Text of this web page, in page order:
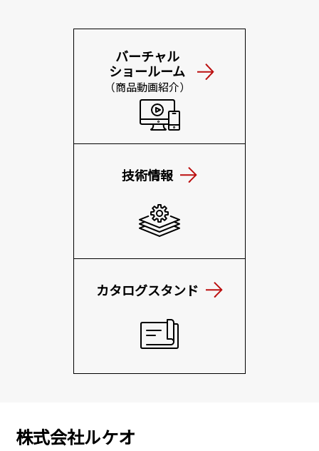
バーチャル
ショールーム
（商品動画紹介）
技術情報
カタログスタンド
株式会社ルケオ